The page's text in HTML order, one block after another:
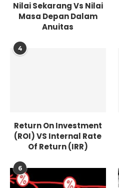
Nilai Sekarang Vs Nilai
Masa Depan Dalam
Anuitas
4
Return On Investment
(ROI) VS Internal Rate
Of Return (IRR)
6